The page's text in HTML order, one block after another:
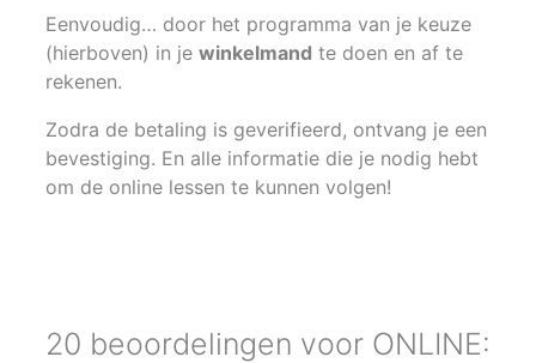
Eenvoudig… door het programma van je keuze
(hierboven) in je winkelmand te doen en af te
rekenen.
Zodra de betaling is geverifieerd, ontvang je een
bevestiging. En alle informatie die je nodig hebt
om de online lessen te kunnen volgen!
20 beoordelingen voor ONLINE: